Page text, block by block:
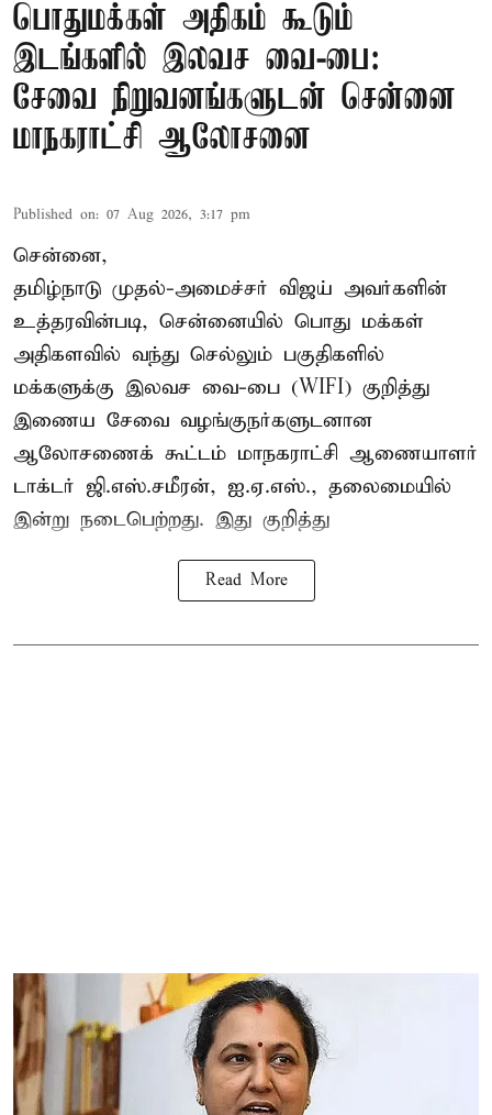
பொதுமக்கள் அதிகம் கூடும்
இடங்களில் இலவச வை-பை:
சேவை நிறுவனங்களுடன் சென்னை
மாநகராட்சி ஆலோசனை
Published on: 07 Aug 2026, 3:17 pm
சென்னை,
தமிழ்நாடு முதல்-அமைச்சர் விஜய் அவர்களின்
உத்தரவின்படி, சென்னையில் பொது மக்கள்
அதிகளவில் வந்து செல்லும் பகுதிகளில்
மக்களுக்கு இலவச வை-பை (WIFI) குறித்து
இணைய சேவை வழங்குநர்களுடனான
ஆலோசணைக் கூட்டம் மாநகராட்சி ஆணையாளர்
டாக்டர் ஜி.எஸ்.சமீரன், ஐ.ஏ.எஸ்., தலைமையில்
இன்று நடைபெற்றது. இது குறித்து
Read More